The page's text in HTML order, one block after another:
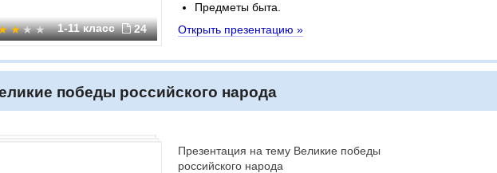
1-11 класс 24
Предметы быта.
Открыть презентацию »
победы российского народа
Презентация на тему Великие победы
российского народа